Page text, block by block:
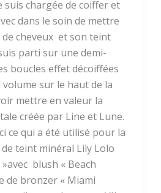
suis chargée de coiffer et
dans le soin de mettre
cheveux et son teint
parti sur une demi-
boucles effet décoiffées
sur le haut de la
mettre en valeur la
créée par Line et Lune.
ce qui a été utilisé pour la
teint minéral Lily Lolo
blush « Beach
de bronzer « Miami